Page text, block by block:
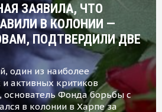
ЗАЯВИЛА, ЧТО
В КОЛОНИИ —
ПОДТВЕРДИЛИ ДВЕ
один из наиболее
активных критиков
основатель Фонда борьбы с
в колонии в Харпе за